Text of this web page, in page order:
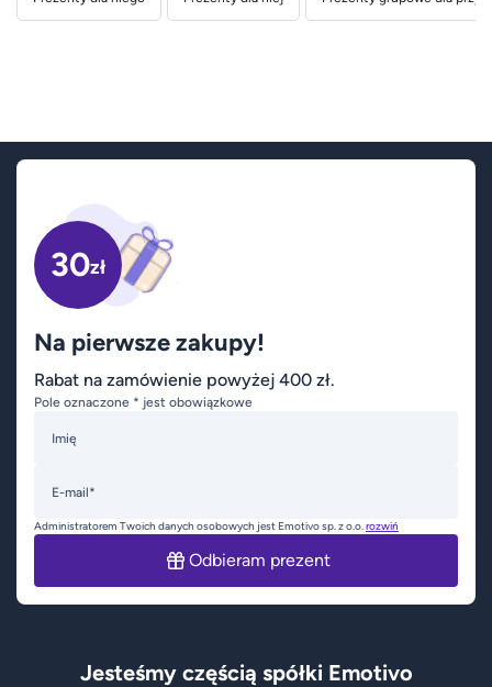
30zł
Na pierwsze zakupy!
Rabat na zamówienie powyżej 400 zł.
Pole oznaczone * jest obowiązkowe
Imię
E-mail*
Administratorem Twoich danych osobowych jest Emotivo sp. z o.o.rozwiń
Odbieram prezent
Jesteśmy częścią spółki Emotivo